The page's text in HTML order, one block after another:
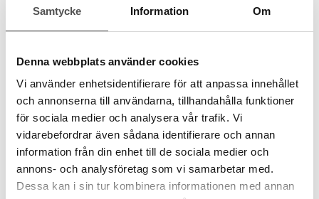
Samtycke Information Om
Denna webbplats använder cookies
Vi använder enhetsidentifierare för att anpassa innehållet
och annonserna till användarna, tillhandahålla funktioner
för sociala medier och analysera vår trafik. Vi
vidarebefordrar även sådana identifierare och annan
information från din enhet till de sociala medier och
annons- och analysföretag som vi samarbetar med.
Dessa kan i sin tur kombinera informationen med annan
Är ditt tyg nytt och det är ett tyg som krymper så
rekommenderar vi att du tvättar det innan du syr i det. Tråden
krymper inte!Du kan inte använda polyestertråd ifall du skall
För alla material och sömmar
För sömnad med symaskin och för handsömnad
Inga olika tjocka partier. Jämn kvalitet för perfekta stygn
För overlocksömmar och kastsömmar
För förstärkta sömmar och fällsömmar
För knapphål och knappsömnad
För fina ornamentstygn och dekorsömmar
Åldersbeständig och håller med tiden
Rekommenderad nål Universal Nr 70-90